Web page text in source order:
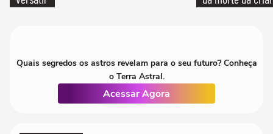
Quais segredos os astros revelam para o seu futuro? Conheça
o Terra Astral.
Acessar Agora